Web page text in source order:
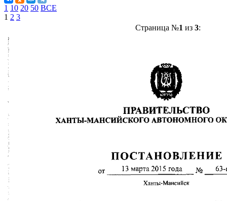
1 10 20 50 ВСЕ
1 2 3
Страница №1 из 3: